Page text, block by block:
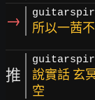
→ 所以一茜
推
說實話 玄
空